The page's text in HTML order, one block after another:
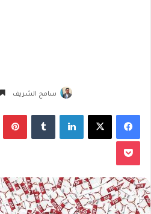
سامح الشريف
فيسبوك لينكدإن